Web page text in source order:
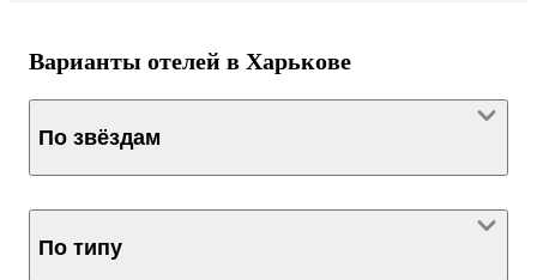
Варианты отелей в Харькове
По звёздам
По типу